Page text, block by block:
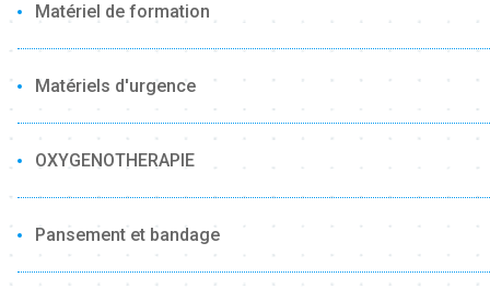
Matériel de formation
Matériels d'urgence
OXYGENOTHERAPIE
Pansement et bandage